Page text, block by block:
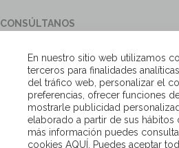
CONSÚLTANOS
encantados
Escríbenos
En nuestro sitio web utilizamos
terceros para finalidades
del tráfico web, personalizar el
preferencias, ofrecer funciones
mostrarle publicidad
elaborado a partir de sus hábitos
más información puedes
cookies AQUÍ . Puedes aceptar